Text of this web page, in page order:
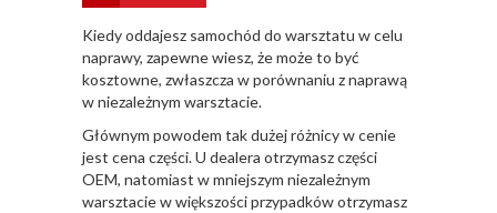
Kiedy oddajesz samochód do warsztatu w celu
naprawy, zapewne wiesz, że może to być
kosztowne, zwłaszcza w porównaniu z naprawą
w niezależnym warsztacie.
Głównym powodem tak dużej różnicy w cenie
jest cena części. U dealera otrzymasz części
OEM, natomiast w mniejszym niezależnym
warsztacie w większości przypadków otrzymasz